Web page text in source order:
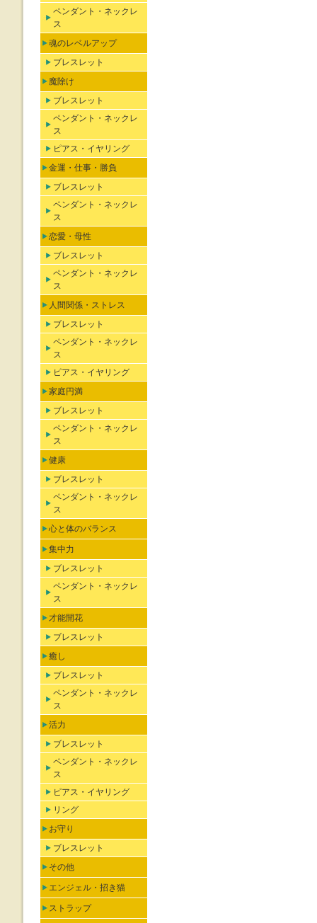
ペンダント・ネックレ
ス
魂のレベルアップ
ブレスレット
魔除け
ブレスレット
ペンダント・ネックレ
ス
ピアス・イヤリング
金運・仕事・勝負
ブレスレット
ペンダント・ネックレ
ス
恋愛・母性
ブレスレット
ペンダント・ネックレ
ス
人間関係・ストレス
ブレスレット
ペンダント・ネックレ
ス
ピアス・イヤリング
家庭円満
ブレスレット
ペンダント・ネックレ
ス
健康
ブレスレット
ペンダント・ネックレ
ス
心と体のバランス
集中力
ブレスレット
ペンダント・ネックレ
ス
才能開花
ブレスレット
癒し
ブレスレット
ペンダント・ネックレ
ス
活力
ブレスレット
ペンダント・ネックレ
ス
ピアス・イヤリング
リング
お守り
ブレスレット
その他
エンジェル・招き猫
ストラップ